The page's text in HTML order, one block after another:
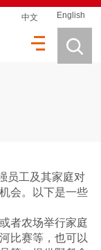
中文 English
员工及其家庭对
会。以下是一些
者农场举行家庭
比赛等，也可以